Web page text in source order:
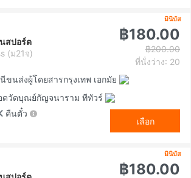
มินิบัส
สปอร์ต
(ม21จ)
฿180.00
฿200.00
ที่นั่งว่าง: 20
ขนส่งผู้โดยสารกรุงเทพ เอกมัย
ดวัดบุณย์กัญจนาราม ทีทัวร์
คืนตั๋ว
เลือก
มินิบัส
฿180.00